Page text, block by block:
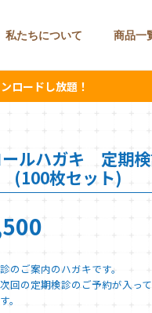
私たちについて 商品一
ロードし放題！
ールハガキ 定期
(100枚セット)
のご案内のハガキです。
回の定期検診のご予約が入っ
。